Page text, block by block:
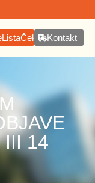
Kontakt
III 14